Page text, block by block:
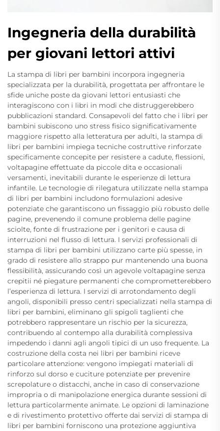
Ingegneria della durabilità
per giovani lettori attivi
La stampa di libri per bambini incorpora ingegneria
specializzata per la durabilità, progettata per affrontare le
sfide uniche poste da giovani lettori entusiasti che
interagiscono con i libri in modi che distruggerebbero
pubblicazioni standard. Consapevoli del fatto che i libri per
bambini subiscono uno stress fisico significativamente
maggiore rispetto alla letteratura per adulti, la stampa di
libri per bambini impiega tecniche costruttive rinforzate
specificamente concepite per resistere a cadute, flessioni,
voltapagine effettuate da piccole dita e occasionali
versamenti, inevitabili durante le esperienze di lettura
infantile. Le tecnologie di rilegatura utilizzate nella stampa
di libri per bambini includono formulazioni adesive
potenziate che garantiscono un fissaggio più robusto delle
pagine, prevenendo il comune problema delle pagine
sciolte, fonte di frustrazione per i genitori e causa di
interruzioni nel flusso di lettura. I servizi professionali di
stampa di libri per bambini utilizzano carte più spesse, in
grado di resistere allo strappo pur mantenendo una buona
flessibilità, assicurando così un agevole voltapagine senza
crepitii né piegature permanenti che comprometterebbero
l’esperienza di lettura. I servizi di arrotondamento degli
angoli, disponibili presso centri specializzati nella stampa di
libri per bambini, eliminano gli spigoli taglienti che
potrebbero rappresentare un rischio per la sicurezza,
contribuendo al contempo alla durabilità complessiva
impedendo i danni agli angoli tipici di un uso frequente. La
costruzione della costa nei libri per bambini riceve
particolare attenzione: vengono impiegati materiali di
rinforzo sul dorso e cuciture potenziate per prevenire
screpolature o distacchi, anche in caso di conservazione
impropria o di manipolazione energica durante sessioni di
lettura particolarmente animate. Le opzioni di laminazione
e di rivestimento protettivo offerte dai servizi di stampa di
libri per bambini forniscono una protezione aggiuntiva